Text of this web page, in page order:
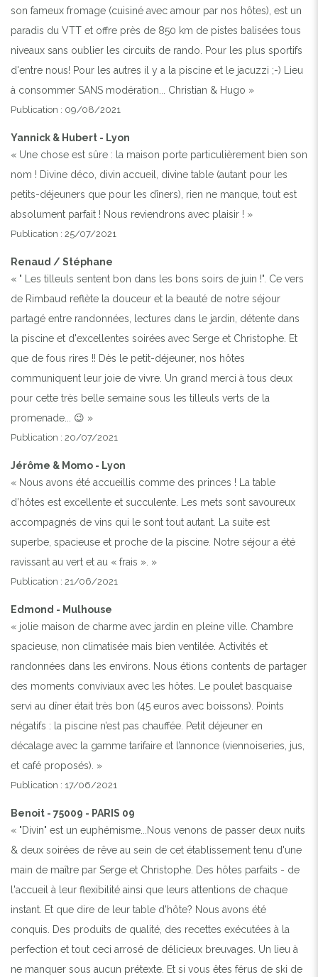
son fameux fromage (cuisiné avec amour par nos hôtes), est un
paradis du VTT et offre près de 850 km de pistes balisées tous
niveaux sans oublier les circuits de rando. Pour les plus sportifs
d'entre nous! Pour les autres il y a la piscine et le jacuzzi ;-) Lieu
à consommer SANS modération... Christian & Hugo »
Publication : 09/08/2021
Yannick & Hubert - Lyon
« Une chose est sûre : la maison porte particulièrement bien son
nom ! Divine déco, divin accueil, divine table (autant pour les
petits-déjeuners que pour les dîners), rien ne manque, tout est
absolument parfait ! Nous reviendrons avec plaisir ! »
Publication : 25/07/2021
Renaud / Stéphane
« " Les tilleuls sentent bon dans les bons soirs de juin !". Ce vers
de Rimbaud reflète la douceur et la beauté de notre séjour
partagé entre randonnées, lectures dans le jardin, détente dans
la piscine et d'excellentes soirées avec Serge et Christophe. Et
que de fous rires !! Dès le petit-déjeuner, nos hôtes
communiquent leur joie de vivre. Un grand merci à tous deux
pour cette très belle semaine sous les tilleuls verts de la
promenade... 😉 »
Publication : 20/07/2021
Jérôme & Momo - Lyon
« Nous avons été accueillis comme des princes ! La table
d’hôtes est excellente et succulente. Les mets sont savoureux
accompagnés de vins qui le sont tout autant. La suite est
superbe, spacieuse et proche de la piscine. Notre séjour a été
ravissant au vert et au « frais ». »
Publication : 21/06/2021
Edmond - Mulhouse
« jolie maison de charme avec jardin en pleine ville. Chambre
spacieuse, non climatisée mais bien ventilée. Activités et
randonnées dans les environs. Nous étions contents de partager
des moments conviviaux avec les hôtes. Le poulet basquaise
servi au dîner était très bon (45 euros avec boissons). Points
négatifs : la piscine n’est pas chauffée. Petit déjeuner en
décalage avec la gamme tarifaire et l’annonce (viennoiseries, jus,
et café proposés). »
Publication : 17/06/2021
Benoit - 75009 - PARIS 09
« "Divin" est un euphémisme...Nous venons de passer deux nuits
& deux soirées de rêve au sein de cet établissement tenu d'une
main de maître par Serge et Christophe. Des hôtes parfaits - de
l'accueil à leur flexibilité ainsi que leurs attentions de chaque
instant. Et que dire de leur table d'hôte? Nous avons été
conquis. Des produits de qualité, des recettes exécutées à la
perfection et tout ceci arrosé de délicieux breuvages. Un lieu à
ne manquer sous aucun prétexte. Et si vous êtes férus de ski de